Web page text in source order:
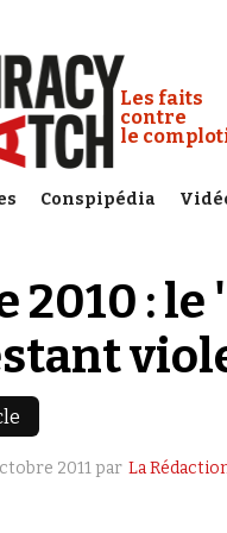
Conspiracy
Les faits
contre
le
Conspipédia
2010 :
2011 par La